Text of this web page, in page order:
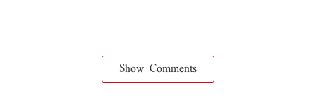
Show Comments